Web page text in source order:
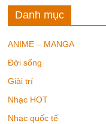
Danh mục
ANIME – MANGA
Đời sống
Giải trí
Nhạc HOT
Nhạc quốc tế